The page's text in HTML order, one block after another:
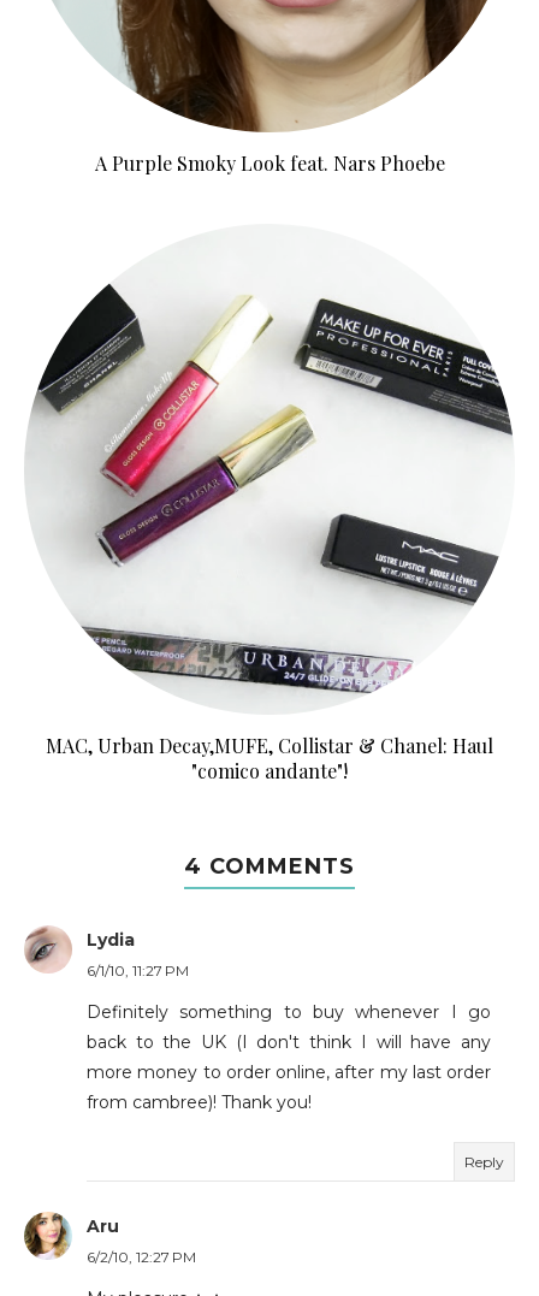
A Purple Smoky Look feat. Nars Phoebe
MAC, Urban Decay,MUFE, Collistar & Chanel: Haul
"comico andante"!
4 COMMENTS
Lydia
6/1/10, 11:27 PM
Definitely something to buy whenever I go
back to the UK (I don't think I will have any
more money to order online, after my last order
from cambree)! Thank you!
Reply
Aru
6/2/10, 12:27 PM